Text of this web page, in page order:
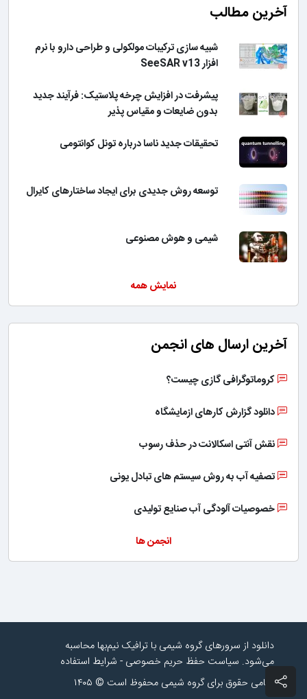
آخرین مطالب
شبیه سازی ترکیبات مولکولی و طراحی دارو با نرم
افزار SeeSAR v13
پیشرفت در افزایش چرخه پلاستیک: فرآیند جدید
بدون ضایعات و مقیاس پذیر
تحقیقات جدید ناسا درباره تونل کوانتومی
توسعه روش جدیدی برای ایجاد ساختارهای کایرال
شیمی و هوش مصنوعی
نمایش همه
آخرین ارسال های انجمن
کروماتوگرافی گازی چیست؟
دانلود گزارش کارهای ازمایشگاه
نقش آنتی اسکالانت در حذف رسوب
تصفیه آب به روش سیستم های تبادل یونی
خصوصیات آلودگی آب صنایع تولیدی
انجمن ها
دانلود از سرورهای گروه شیمی با ترافیک نیم‌بها محاسبه
می‌شود. سیاست حفظ حریم خصوصی - شرایط استفاده
تمامی حقوق برای گروه شیمی محفوظ است © ۱۴۰۵